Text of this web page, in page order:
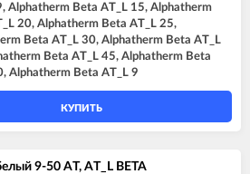
Alphatherm Beta AT_L 15, Alphatherm
20, Alphatherm Beta AT_L 25,
Beta AT_L 30, Alphatherm Beta AT_L
Beta AT_L 45, Alphatherm Beta
Alphatherm Beta AT_L 9
КУПИТЬ
9-50 AT, AT_L BETA